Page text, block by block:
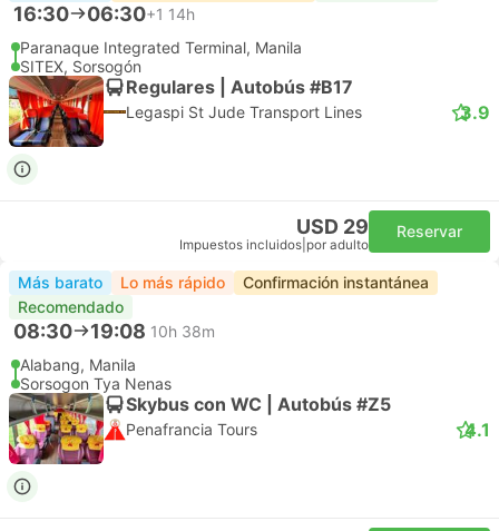
16:30 06:30+1 14h
Paranaque Integrated Terminal, Manila
SITEX, Sorsogón
Regulares | Autobús #B17
Legaspi St Jude Transport Lines 3.9
USD 29
Impuestos incluidos por adulto
Reservar
Más barato Lo más rápido
Confirmación instantánea
Recomendado
08:30 19:08 10h 38m
Alabang, Manila
Sorsogon Tya Nenas
Skybus con WC | Autobús #Z5
Penafrancia Tours 4.1